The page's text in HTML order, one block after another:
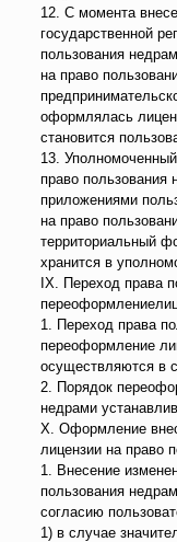
12. С момента
государственной
пользования
на право
оформлялась
становится
13.
право пользования
приложениями
на право
территориальный
хранится в
IX. Переход права
1. Переход права
переоформление
осуществляются в
2. Порядок
недрами
X. Оформление
лицензии на право
1. Внесение
пользования
согласию
1) в случае